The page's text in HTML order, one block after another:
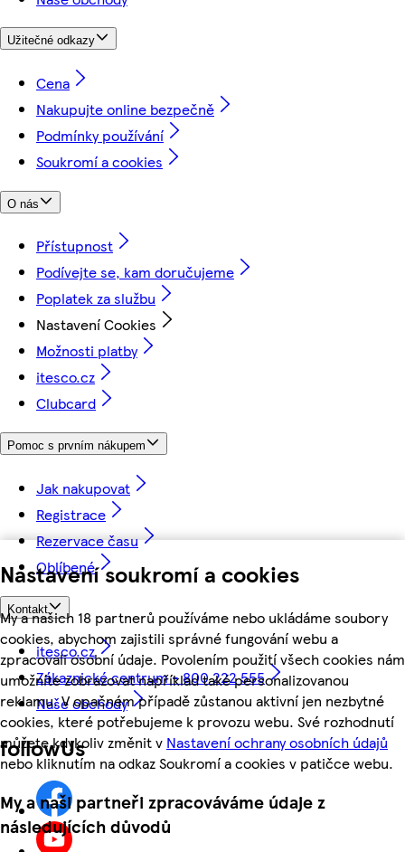
Nastavení soukromí a cookies
My a našich 18 partnerů používáme nebo ukládáme soubory
cookies, abychom zajistili správné fungování webu a
zpracovali osobní údaje. Povolením použití všech cookies nám
umožníte zobrazovat například také personalizovanou
reklamu. V opačném případě zůstanou aktivní jen nezbytné
cookies, které potřebujeme k provozu webu. Své rozhodnutí
můžete kdykoliv změnit v Nastavení ochrany osobních údajů
nebo kliknutím na odkaz Soukromí a cookies v patičce webu.
My a naši partneři zpracováváme údaje z
následujících důvodů
Užitečné odkazy
Cena
Nakupujte online bezpečně
Podmínky používání
Soukromí a cookies
O nás
Přístupnost
Podívejte se, kam doručujeme
Poplatek za službu
Nastavení Cookies
Možnosti platby
itesco.cz
Clubcard
Pomoc s prvním nákupem
Jak nakupovat
Registrace
Rezervace času
Oblíbené
Kontakt
itesco.cz
Zákaznické centrum - 800 222 555
Naše obchody
followUs